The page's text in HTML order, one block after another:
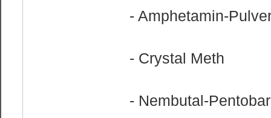
- Amphetamin-
- Crystal Meth
- Nembutal-